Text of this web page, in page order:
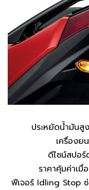
ประหยัดน้ำมันสู
เครื่องย
ดีไซน์สปอ
ราคาคุ้มค่าเมื่
ฟีเจอร์ Idling Stop